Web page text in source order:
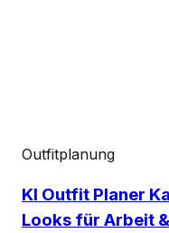
Outfitplanung
KI Outfit Planer
Looks für Arbeit